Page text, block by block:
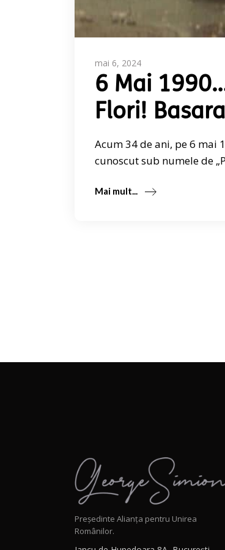
mai 6, 2024
6 Mai
Flori!
Acum 34 de ani, pe 6 mai
cunoscut sub numele de
Mai mult...
Președinte Alianța pentru Unirea
Românilor.